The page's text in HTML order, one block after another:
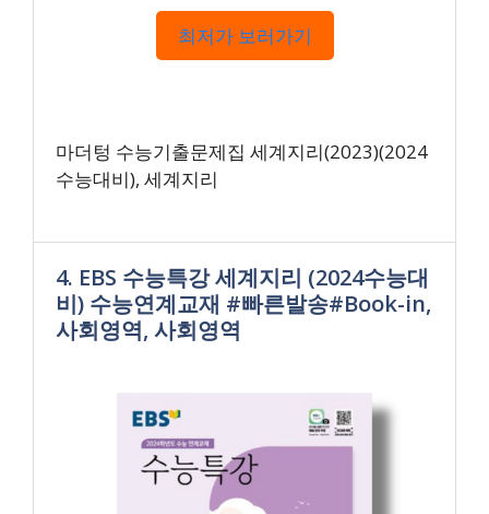
최저가 보러가기
마더텅 수능기출문제집 세계지리(2023)(2024
수능대비), 세계지리
4. EBS 수능특강 세계지리 (2024수능대
비) 수능연계교재 #빠른발송#Book-in,
사회영역, 사회영역